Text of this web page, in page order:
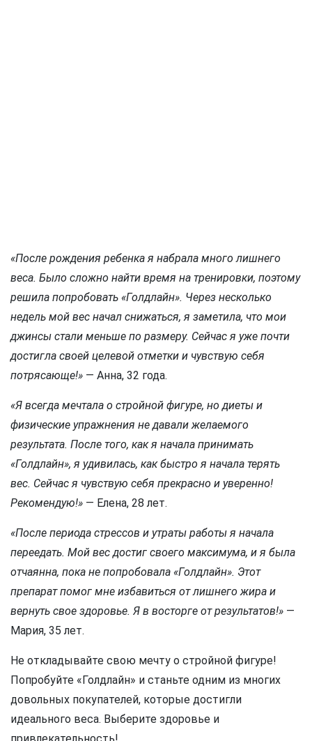
«После рождения ребенка я набрала много лишнего
веса. Было сложно найти время на тренировки, поэтому
решила попробовать «Голдлайн». Через несколько
недель мой вес начал снижаться, я заметила, что мои
джинсы стали меньше по размеру. Сейчас я уже почти
достигла своей целевой отметки и чувствую себя
потрясающе!» — Анна, 32 года.
«Я всегда мечтала о стройной фигуре, но диеты и
физические упражнения не давали желаемого
результата. После того, как я начала принимать
«Голдлайн», я удивилась, как быстро я начала терять
вес. Сейчас я чувствую себя прекрасно и уверенно!
Рекомендую!» — Елена, 28 лет.
«После периода стрессов и утраты работы я начала
переедать. Мой вес достиг своего максимума, и я была
отчаянна, пока не попробовала «Голдлайн». Этот
препарат помог мне избавиться от лишнего жира и
вернуть свое здоровье. Я в восторге от результатов!» —
Мария, 35 лет.
Не откладывайте свою мечту о стройной фигуре!
Попробуйте «Голдлайн» и станьте одним из многих
довольных покупателей, которые достигли
идеального веса. Выберите здоровье и